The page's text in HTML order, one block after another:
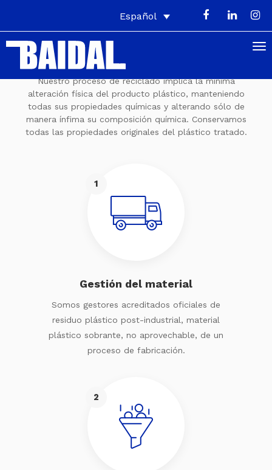
Español
RECICLADO DE MATERIAL
PLÁSTICO
Nuestro proceso de reciclado implica la mínima
alteración física del producto plástico, manteniendo
todas sus propiedades químicas y alterando sólo de
manera ínfima su composición química. Conservamos
todas las propiedades originales del plástico tratado.
1
Gestión del material
Somos gestores acreditados oficiales de
residuo plástico post-industrial, material
plástico sobrante, no aprovechable, de un
proceso de fabricación.
2